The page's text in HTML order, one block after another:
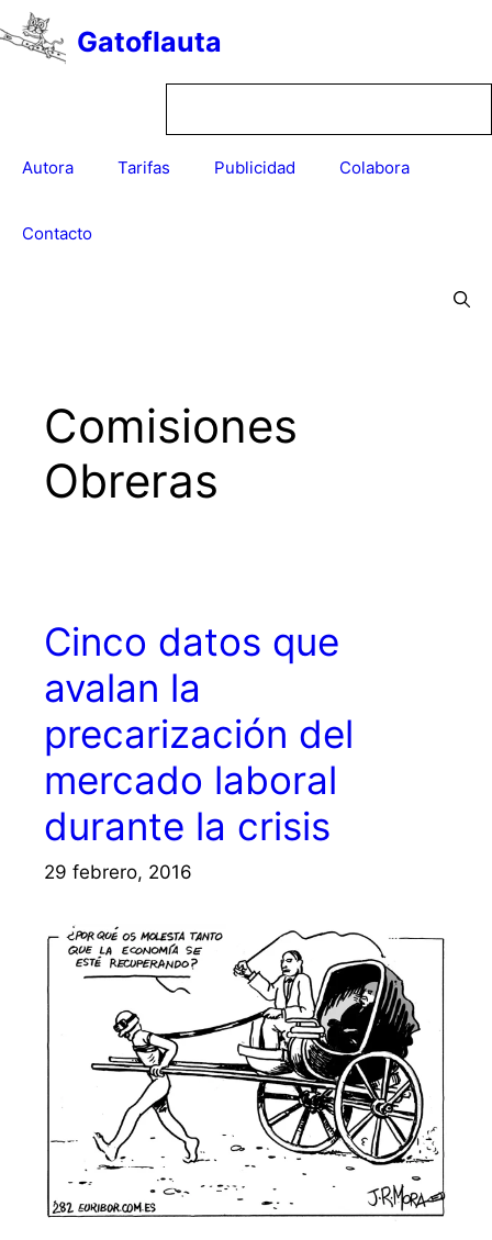
Saltar
al
contenido
Gatoflauta
Autora Tarifas Publicidad Colabora
Contacto
Comisiones
Obreras
Cinco datos que
avalan la
precarización del
mercado laboral
durante la crisis
29 febrero, 2016